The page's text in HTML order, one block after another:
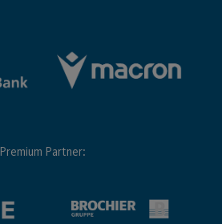
Premium Partner: